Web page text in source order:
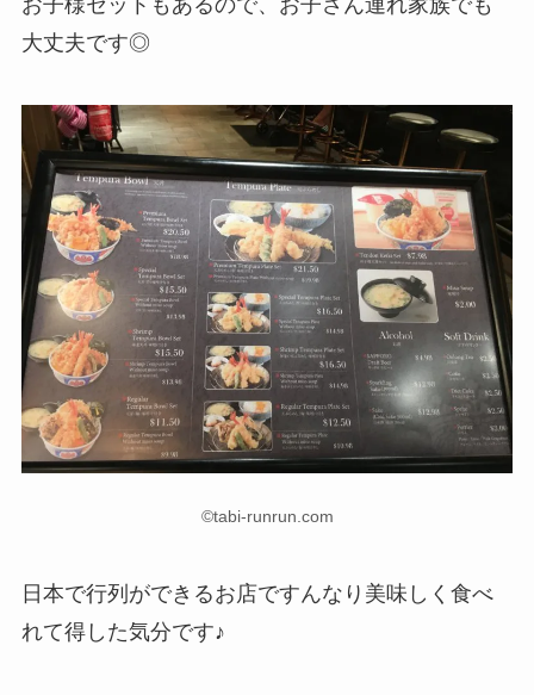
大丈夫です◎
©tabi-runrun.com
日本で行列ができるお店ですんなり美味しく食べ
れて得した気分です♪